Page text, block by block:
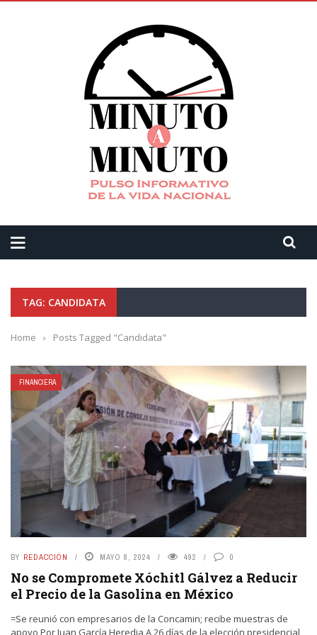
TAG: CANDIDATA
Home › Posts Tagged "Candidata"
FINANCIERA
BY REDACCIÓN MAYO 8, 2024 492 0
No se Compromete Xóchitl Gálvez a Reducir
el Precio de la Gasolina en México
=Se reunió con empresarios de la Concamin; recibe muestras de
apoyo Por Juan García Heredia A 26 días de la elección presidencial